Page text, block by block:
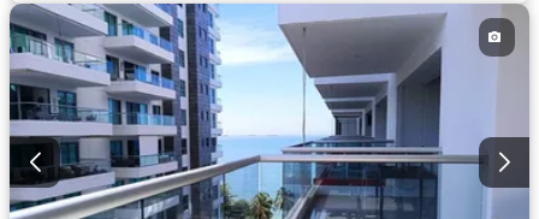
Jacuzzi
Jardín Patio Vigilante
Sauna
Seguridad privada
Tanque de agua
Vista panorámica
Wifi